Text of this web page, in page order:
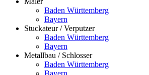
Baden Württemberg
Bayern
Stuckateur / Verputzer
Baden Württemberg
Bayern
Metallbau / Schlosser
Baden Württemberg
Bayern